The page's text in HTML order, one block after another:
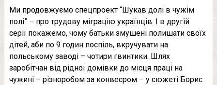
Ми продовжуємо спецпроект “Шукав долі в чужім
полі” – про трудову міграцію українців. І в другій
серії покажемо, чому батьки змушені полишати своїх
дітей, аби по 9 годин поспіль, вкручувати на
польському заводі – чотири гвинтики. Шлях
заробітчан від рідної домівки до місця праці на
чужині – різноробом за конвеєром – у сюжеті Борис